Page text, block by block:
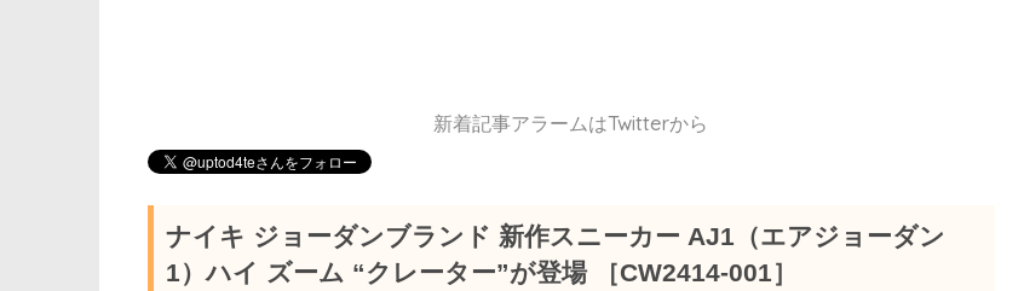
新着記事アラームはTwitterから
ナイキ ジョーダンブランド 新作スニーカー AJ1（エアジョーダン
1）ハイ ズーム “クレーター”が登場 ［CW2414-001］